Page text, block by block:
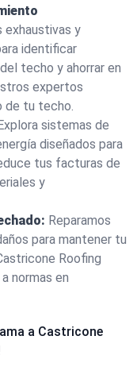
exhaustivas y
identificar
techo y ahorrar en
expertos
de tu techo.
sistemas de
diseñados para
tus facturas de
y
Reparamos
para mantener tu
Roofing
normas en
a Castricone